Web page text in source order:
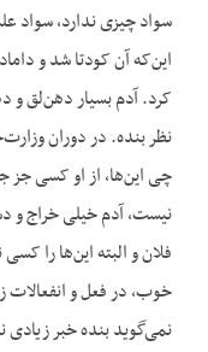
سواد چیزی ندارد، سواد
این‌که آن کودتا شد و
کرد. آدم بسیار دهن‌لق
نظر بنده. در دوران
چی این‌ها، از او کسی جز
نیست، آدم خیلی خراج و
فلان و البته این‌ها را
خوب، در فعل و
نمی‌گوید بنده خبر زیادی